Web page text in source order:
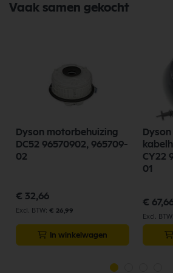
Vaak samen gekocht
Dyson motorbehuizing
DC52 96570902, 965709-
02
€ 32,66
€ 26,99
In winkelwagen
CY22
01
€